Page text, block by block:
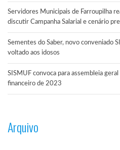
Servidores Municipais de Farroupilha
discutir Campanha Salarial e cenário
Sementes do Saber, novo conveniado
voltado aos idosos
SISMUF convoca para assembleia
financeiro de 2023
Arquivo